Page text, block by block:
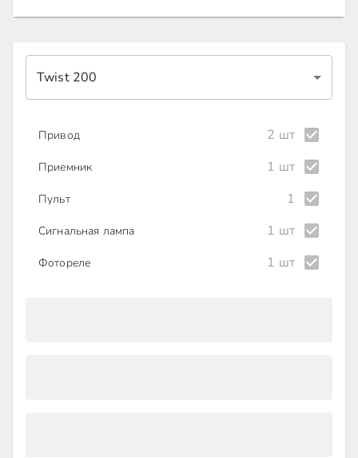
Twist 200
Привод 2 шт
Приемник 1 шт
Пульт 1
Сигнальная лампа 1 шт
Фотореле 1 шт